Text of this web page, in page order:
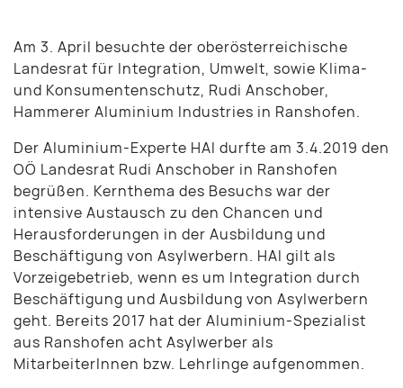
Am 3. April besuchte der oberösterreichische
Landesrat für Integration, Umwelt, sowie Klima-
und Konsumentenschutz, Rudi Anschober,
Hammerer Aluminium Industries in Ranshofen.
Der Aluminium-Experte HAI durfte am 3.4.2019 den
OÖ Landesrat Rudi Anschober in Ranshofen
begrüßen. Kernthema des Besuchs war der
intensive Austausch zu den Chancen und
Herausforderungen in der Ausbildung und
Beschäftigung von Asylwerbern. HAI gilt als
Vorzeigebetrieb, wenn es um Integration durch
Beschäftigung und Ausbildung von Asylwerbern
geht. Bereits 2017 hat der Aluminium-Spezialist
aus Ranshofen acht Asylwerber als
MitarbeiterInnen bzw. Lehrlinge aufgenommen.